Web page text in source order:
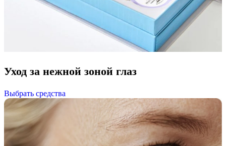
Уход за нежной зоной глаз
Выбрать средства